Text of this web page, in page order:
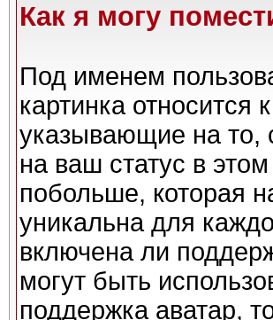
Как я могу
Под именем
картинка относится
указывающие на то,
на ваш статус в
побольше, которая
уникальна для
включена ли
могут быть
поддержка аватар,